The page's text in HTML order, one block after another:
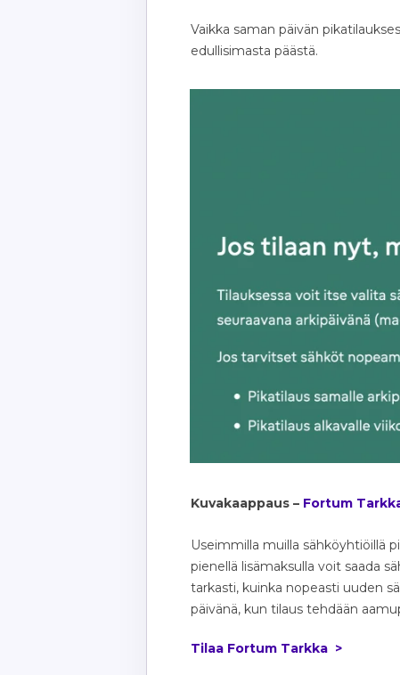
Vaikka saman päivän
edullisimasta päästä.
Kuvakaappaus – Fortum
Useimmilla muilla sähköyhtiöillä
pienellä lisämaksulla voit saada
tarkasti, kuinka nopeasti uuden
päivänä, kun tilaus tehdään
Tilaa Fortum Tarkka >